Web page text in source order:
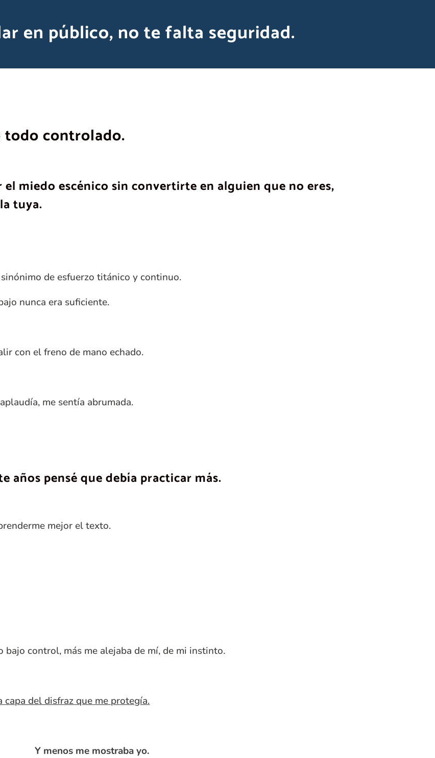
en público, no te falta seguridad.
controlado.
el miedo escénico sin convertirte en alguien que no eres,
tuya.
de esfuerzo titánico y continuo.
nunca era suficiente.
con el freno de mano echado.
me sentía abrumada.
años pensé que debía practicar más.
mejor el texto.
control, más me alejaba de mí, de mi instinto.
capa del disfraz que me protegía.
Y menos me mostraba yo.